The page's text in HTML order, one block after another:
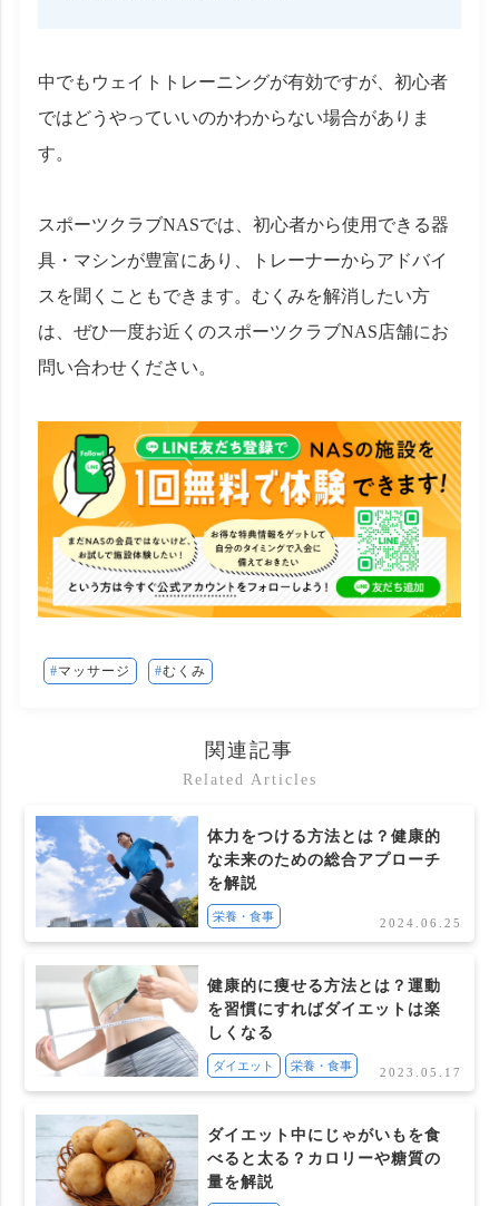
中でもウェイトトレーニングが有効ですが、初心者
ではどうやっていいのかわからない場合がありま
す。
スポーツクラブNASでは、初心者から使用できる器
具・マシンが豊富にあり、トレーナーからアドバイ
スを聞くこともできます。むくみを解消したい方
は、ぜひ一度お近くのスポーツクラブNAS店舗にお
問い合わせください。
マッサージ むくみ
関連記事
Related Articles
体力をつける方法とは？健康的
な未来のための総合アプローチ
を解説
栄養・食事
2024.06.25
健康的に痩せる方法とは？運動
を習慣にすればダイエットは楽
しくなる
ダイエット 栄養・食事
2023.05.17
ダイエット中にじゃがいもを食
べると太る？カロリーや糖質の
量を解説